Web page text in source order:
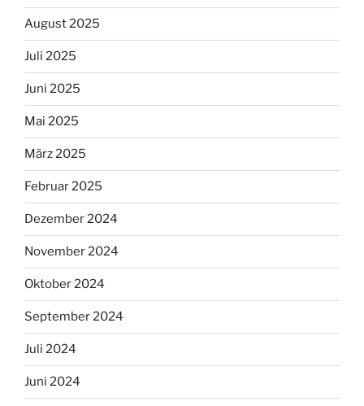
August 2025
Juli 2025
Juni 2025
Mai 2025
März 2025
Februar 2025
Dezember 2024
November 2024
Oktober 2024
September 2024
Juli 2024
Juni 2024